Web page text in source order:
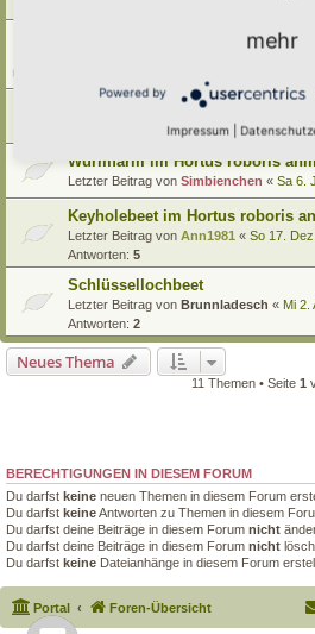
Ziegel stabil stapeln -
Letzter Beitrag vonSomnia «Mi 24. Apr
Wurmfarm im Hortus roboris
Letzter Beitrag von Simbienchen « Sa 6.
Keyholebeet im Hortus roboris
Letzter Beitrag von Ann1981 « So 17.
Antworten: 5
Schlüssellochbeet
Letzter Beitrag von Brunnladesch « Mi 2.
Antworten: 2
Neues Thema
11 Themen • Seite 1
BERECHTIGUNGEN IN DIESEM FORUM
Du darfst keine neuen Themen in diesem Forum
Du darfst keineAntworten zu Themen in diesem
Du darfst deine Beiträge in diesem Forum nicht
Du darfst deine Beiträge in diesem Forum nicht
Du darfst keine Dateianhänge in diesem Forum
Portal Foren-Übersicht
mehr
Powered by
Impressum